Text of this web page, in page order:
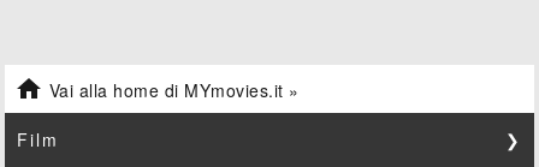
 Vai alla home di MYmovies.it »
Film ❯